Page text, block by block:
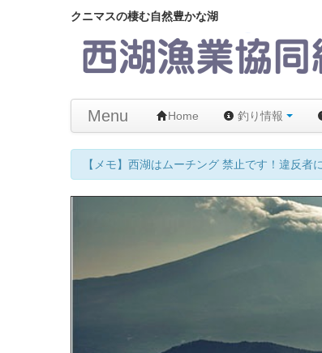
クニマスの棲む自然豊かな湖
Menu Home 釣り情報
【メモ】西湖はムーチング 禁止です！違反者